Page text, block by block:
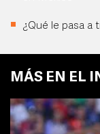
¿Qué le pasa a
MÁS EN EL